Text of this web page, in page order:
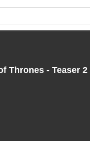
Thrones - Teaser 2